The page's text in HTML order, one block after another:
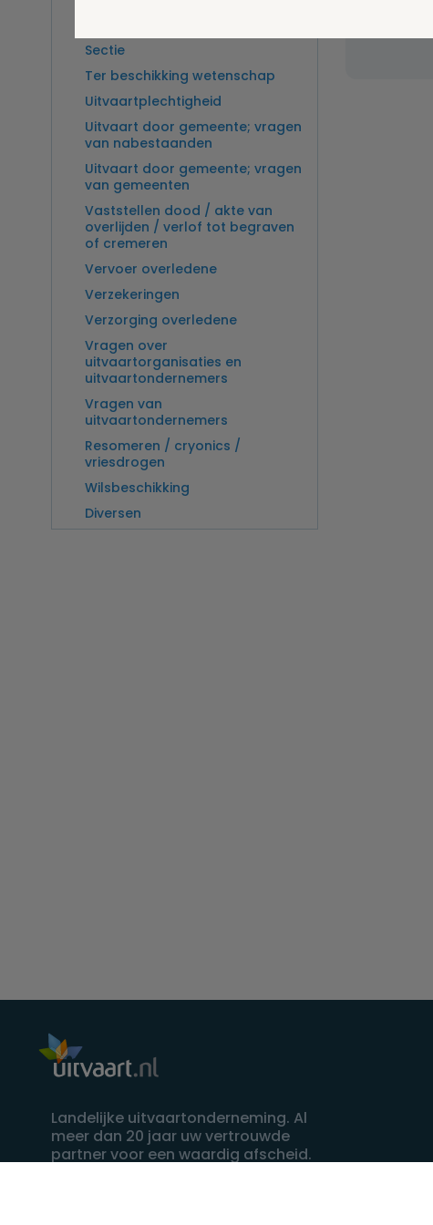
Sectie
Ter beschikking wetenschap
Uitvaartplechtigheid
Uitvaart door gemeente; vragen
van nabestaanden
Uitvaart door gemeente; vragen
van gemeenten
Vaststellen dood / akte van
overlijden / verlof tot begraven
of cremeren
Vervoer overledene
Verzekeringen
Verzorging overledene
Vragen over
uitvaartorganisaties en
uitvaartondernemers
Vragen van
uitvaartondernemers
Resomeren / cryonics /
vriesdrogen
Wilsbeschikking
Diversen
Landelijke uitvaartonderneming. Al
meer dan 20 jaar uw vertrouwde
partner voor een waardig afscheid.